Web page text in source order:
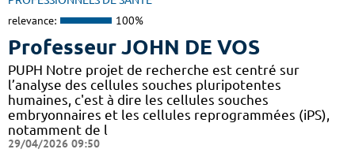
relevance: 100%
Professeur JOHN DE VOS
PUPH Notre projet de recherche est centré sur
l’analyse des cellules souches pluripotentes
humaines, c'est à dire les cellules souches
embryonnaires et les cellules reprogrammées (iPS),
notamment de l
29/04/2026 09:50